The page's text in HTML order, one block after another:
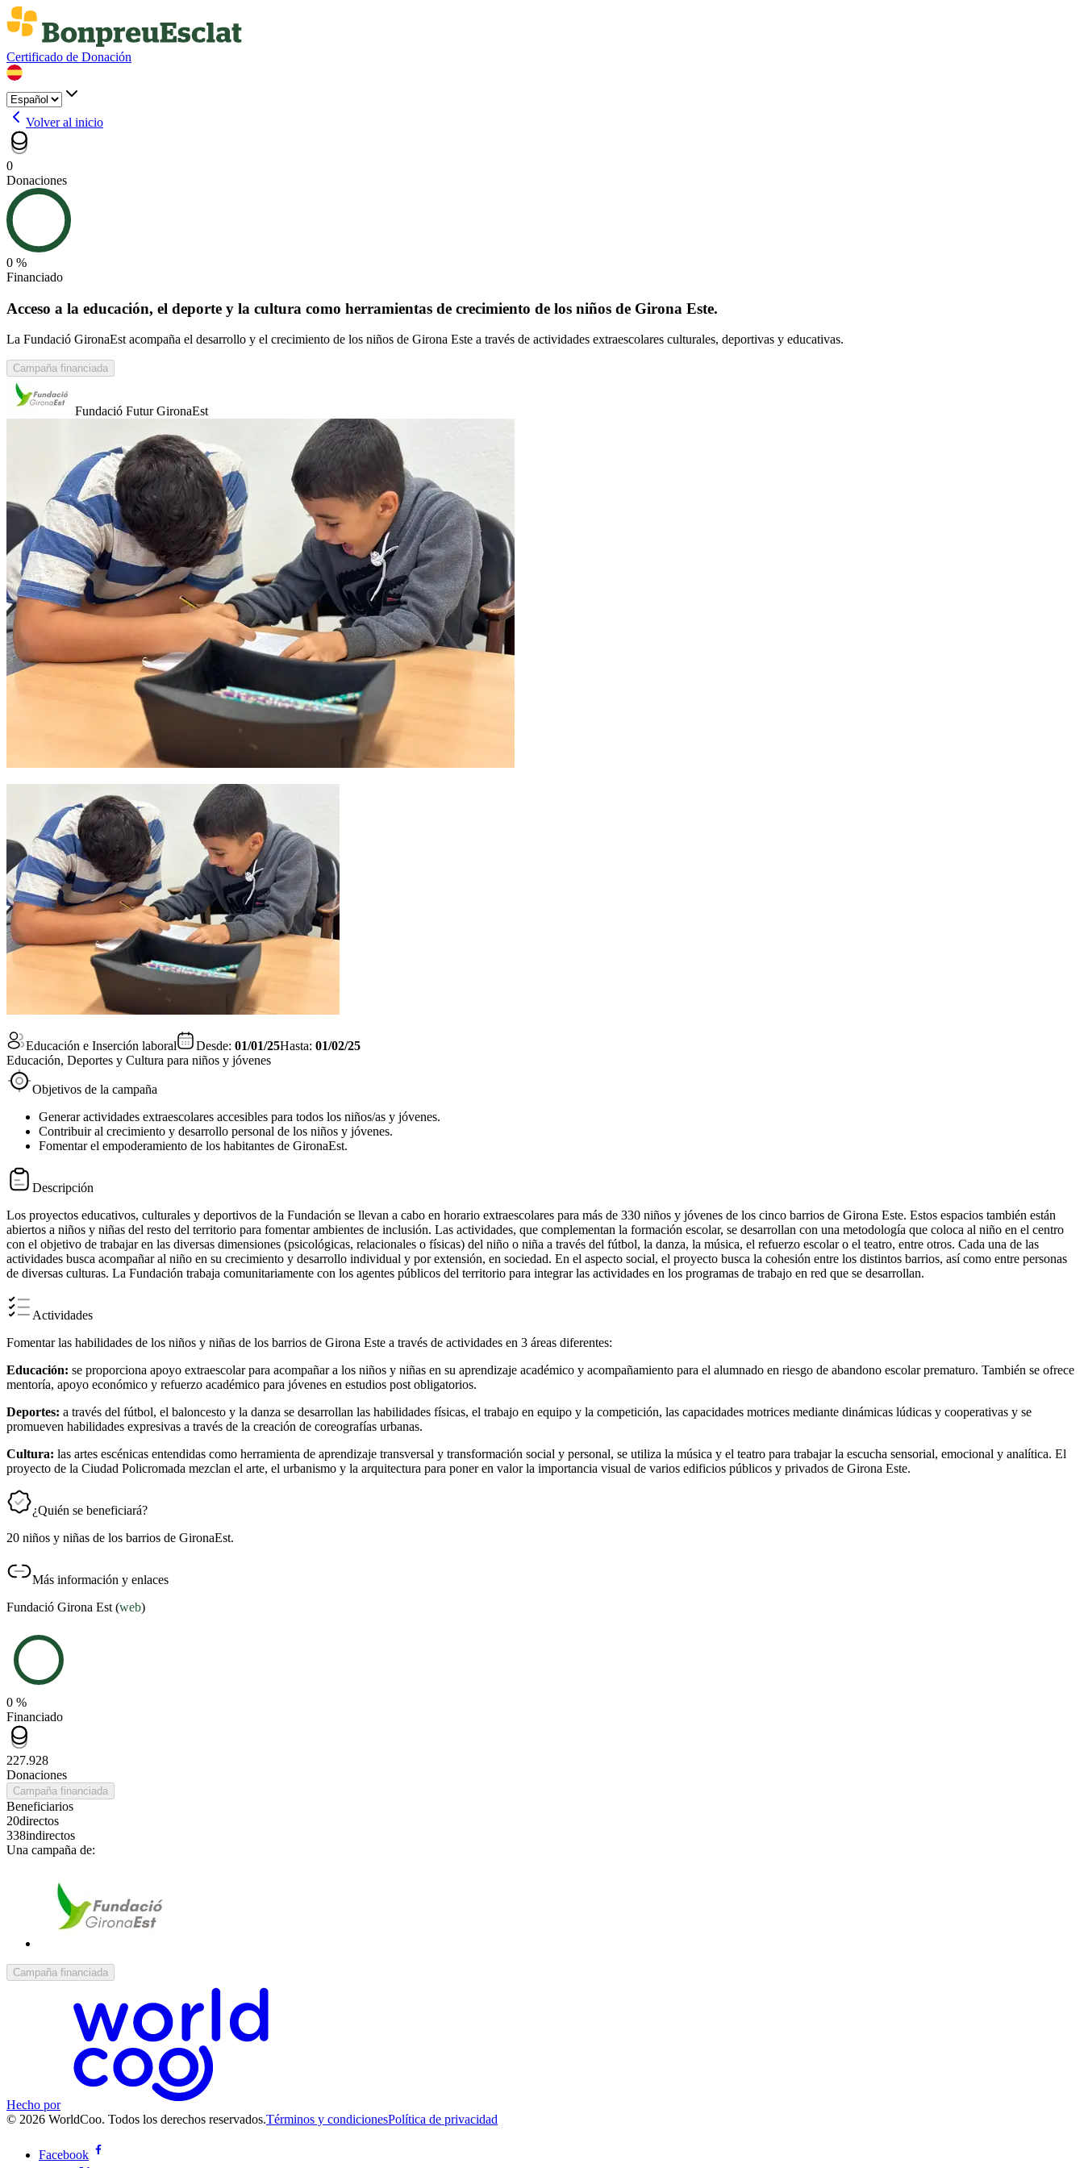
Certificado de Donación
Volver al inicio
0
Donaciones
0 %
Financiado
Acceso a la educación, el deporte y la cultura como herramientas de crecimiento de los niños de Girona Este.
La Fundació GironaEst acompaña el desarrollo y el crecimiento de los niños de Girona Este a través de actividades extraescolares culturales, deportivas y educativas.
Campaña financiada
Fundació Futur GironaEst
Educación e Inserción laboral Desde: 01/01/25Hasta: 01/02/25
Educación, Deportes y Cultura para niños y jóvenes
Objetivos de la campaña
Generar actividades extraescolares accesibles para todos los niños/as y jóvenes.
Contribuir al crecimiento y desarrollo personal de los niños y jóvenes.
Fomentar el empoderamiento de los habitantes de GironaEst.
Descripción
Los proyectos educativos, culturales y deportivos de la Fundación se llevan a cabo en horario extraescolares para más de 330 niños y jóvenes de los cinco barrios de Girona Este. Estos espacios también están
abiertos a niños y niñas del resto del territorio para fomentar ambientes de inclusión. Las actividades, que complementan la formación escolar, se desarrollan con una metodología que coloca al niño en el centro
con el objetivo de trabajar en las diversas dimensiones (psicológicas, relacionales o físicas) del niño o niña a través del fútbol, ​​la danza, la música, el refuerzo escolar o el teatro, entre otros. Cada una de las
actividades busca acompañar al niño en su crecimiento y desarrollo individual y por extensión, en sociedad. En el aspecto social, el proyecto busca la cohesión entre los distintos barrios, así como entre personas
de diversas culturas. La Fundación trabaja comunitariamente con los agentes públicos del territorio para integrar las actividades en los programas de trabajo en red que se desarrollan.
Actividades
Fomentar las habilidades de los niños y niñas de los barrios de Girona Este a través de actividades en 3 áreas diferentes:
Educación: se proporciona apoyo extraescolar para acompañar a los niños y niñas en su aprendizaje académico y acompañamiento para el alumnado en riesgo de abandono escolar prematuro. También se ofrece
mentoría, apoyo económico y refuerzo académico para jóvenes en estudios post obligatorios.
Deportes: a través del fútbol, ​​el baloncesto y la danza se desarrollan las habilidades físicas, el trabajo en equipo y la competición, las capacidades motrices mediante dinámicas lúdicas y cooperativas y se
promueven habilidades expresivas a través de la creación de coreografías urbanas.
Cultura: las artes escénicas entendidas como herramienta de aprendizaje transversal y transformación social y personal, se utiliza la música y el teatro para trabajar la escucha sensorial, emocional y analítica. El
proyecto de la Ciudad Policromada mezclan el arte, el urbanismo y la arquitectura para poner en valor la importancia visual de varios edificios públicos y privados de Girona Este.
¿Quién se beneficiará?
20 niños y niñas de los barrios de GironaEst.
Más información y enlaces
Fundació Girona Est (web)
0 %
Financiado
227.928
Donaciones
Campaña financiada
Beneficiarios
20directos
338indirectos
Una campaña de:
Campaña financiada
Hecho por
© 2026 WorldCoo. Todos los derechos reservados.Términos y condicionesPolítica de privacidad
Facebook